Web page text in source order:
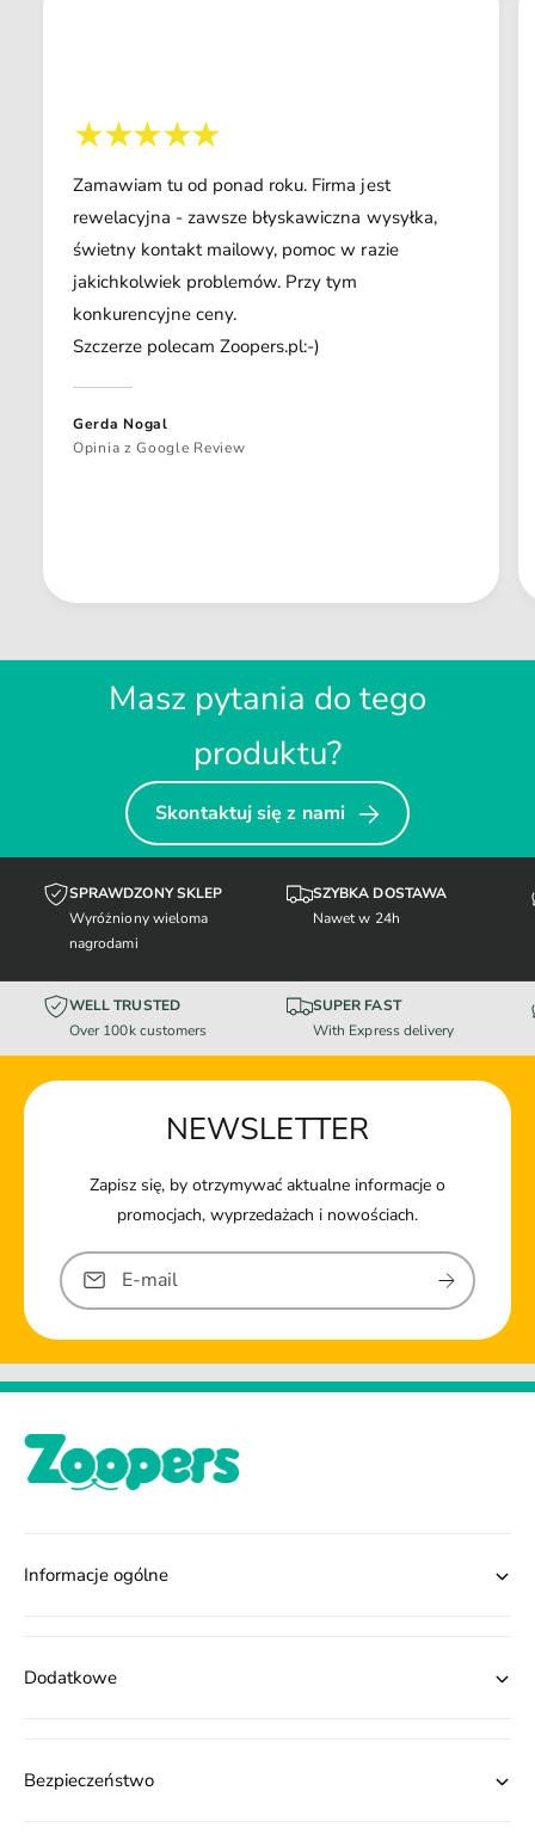
Zamawiam tu od ponad roku. Firma jest
rewelacyjna - zawsze błyskawiczna wysyłka,
świetny kontakt mailowy, pomoc w razie
jakichkolwiek problemów. Przy tym
konkurencyjne ceny.
Szczerze polecam Zoopers.pl:-)
Gerda Nogal
Opinia z Google Review
Masz pytania do tego
produktu?
Skontaktuj się z nami
SPRAWDZONY SKLEP
Wyróżniony wieloma
nagrodami
SZYBKA DOSTAWA
Nawet w 24h
WELL TRUSTED
Over 100k customers
SUPER FAST
With Express delivery
NEWSLETTER
Zapisz się, by otrzymywać aktualne informacje o
promocjach, wyprzedażach i nowościach.
E-mail
Informacje ogólne
Dodatkowe
Bezpieczeństwo